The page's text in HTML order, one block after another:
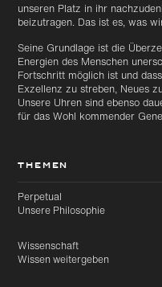
unseren Platz in ihr
beizutragen. Das ist es, was
Seine Grundlage ist die
Energien des Menschen
Fortschritt möglich ist und
Exzellenz zu streben, Neues
Unsere Uhren sind ebenso
für das Wohl kommender
THEMEN
Perpetual
Unsere Philosophie
Wissenschaft
Wissen weitergeben